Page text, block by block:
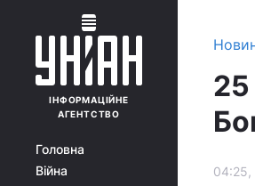
ІНФОРМАЦІЙНЕ
АГЕНТСТВО
Головна
Війна
25
04:25,